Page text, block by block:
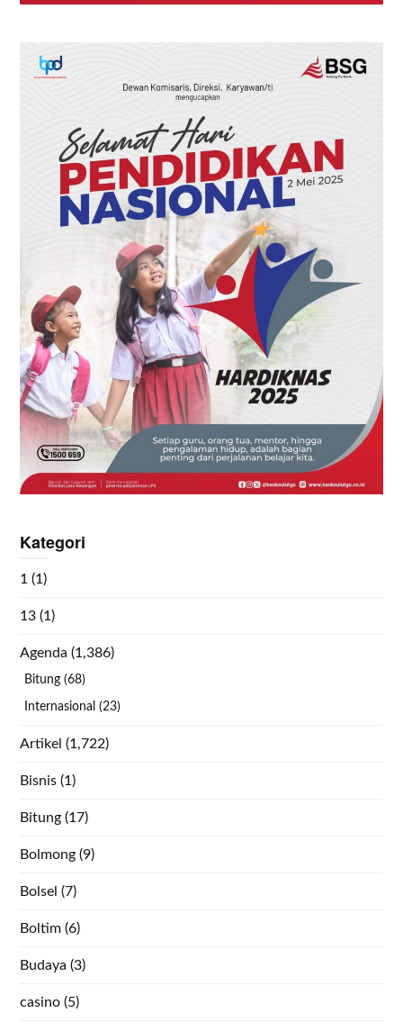
Kategori
1 (1)
13 (1)
Agenda (1,386)
Bitung (68)
Internasional (23)
Artikel (1,722)
Bisnis (1)
Bitung (17)
Bolmong (9)
Bolsel (7)
Boltim (6)
Budaya (3)
casino (5)